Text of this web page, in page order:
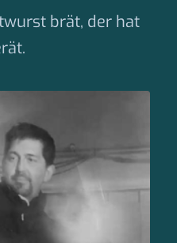
brät, der hat